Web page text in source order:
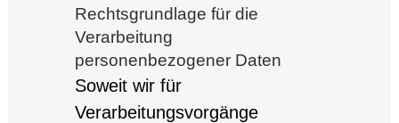
Rechtsgrundlage für die
Verarbeitung
personenbezogener Daten
Soweit wir für
Verarbeitungsvorgänge